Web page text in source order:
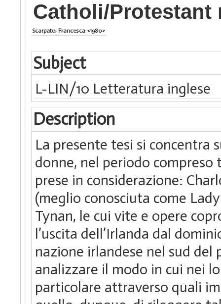
Catholi/
Scarpato, Francesca <1980>
Subject
L-LIN/10 Letteratura inglese
Description
La presente tesi si concentra
donne, nel periodo compreso
prese in considerazione:
(meglio conosciuta come
Tynan, le cui vite e opere
l’uscita dell’Irlanda dal
nazione irlandese nel sud del
analizzare il modo in cui nei
particolare attraverso quali